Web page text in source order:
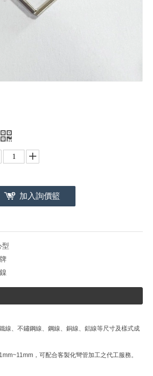
加入詢價籃
型
線、不鏽鋼線、鋼線、銅線、鋁線等尺寸及樣式成
，可配合客製化彎管加工之代工服務。